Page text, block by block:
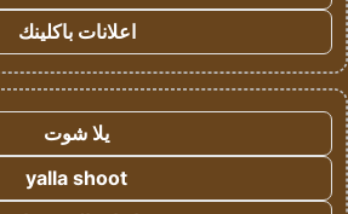
اعلانات باكلينك
يلا شوت
yalla shoot